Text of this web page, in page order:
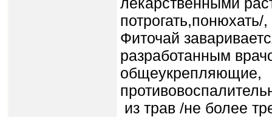
Фиточай
разработанным
общеукрепляющие,
из трав /не более